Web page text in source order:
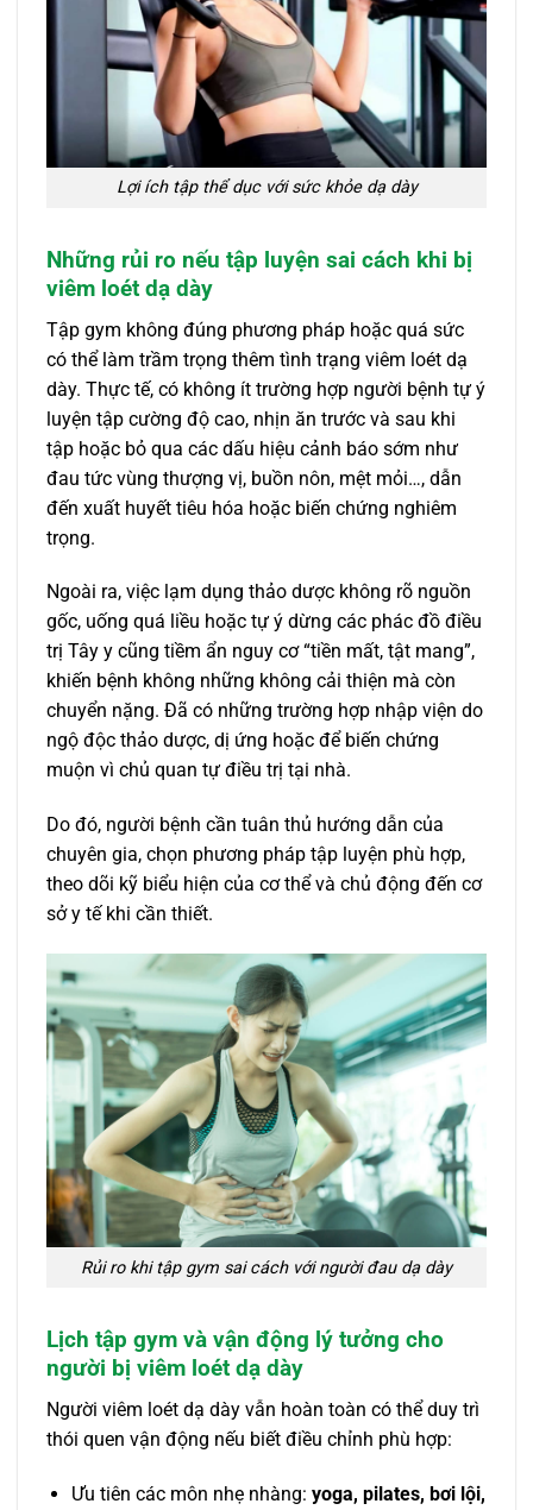
Lợi ích tập thể dục với sức khỏe dạ dày
Những rủi ro nếu tập luyện sai cách khi bị
viêm loét dạ dày
Tập gym không đúng phương pháp hoặc quá sức
có thể làm trầm trọng thêm tình trạng viêm loét dạ
dày. Thực tế, có không ít trường hợp người bệnh tự ý
luyện tập cường độ cao, nhịn ăn trước và sau khi
tập hoặc bỏ qua các dấu hiệu cảnh báo sớm như
đau tức vùng thượng vị, buồn nôn, mệt mỏi…, dẫn
đến xuất huyết tiêu hóa hoặc biến chứng nghiêm
trọng.
Ngoài ra, việc lạm dụng thảo dược không rõ nguồn
gốc, uống quá liều hoặc tự ý dừng các phác đồ điều
trị Tây y cũng tiềm ẩn nguy cơ “tiền mất, tật mang”,
khiến bệnh không những không cải thiện mà còn
chuyển nặng. Đã có những trường hợp nhập viện do
ngộ độc thảo dược, dị ứng hoặc để biến chứng
muộn vì chủ quan tự điều trị tại nhà.
Do đó, người bệnh cần tuân thủ hướng dẫn của
chuyên gia, chọn phương pháp tập luyện phù hợp,
theo dõi kỹ biểu hiện của cơ thể và chủ động đến cơ
sở y tế khi cần thiết.
Rủi ro khi tập gym sai cách với người đau dạ dày
Lịch tập gym và vận động lý tưởng cho
người bị viêm loét dạ dày
Người viêm loét dạ dày vẫn hoàn toàn có thể duy trì
thói quen vận động nếu biết điều chỉnh phù hợp:
Ưu tiên các môn nhẹ nhàng: yoga, pilates, bơi lội,